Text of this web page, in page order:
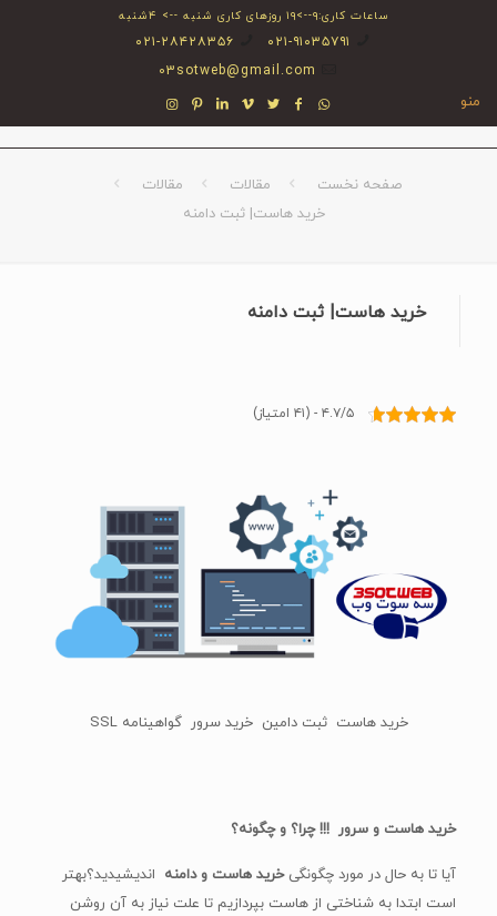
ساعات کاری:۹-->۱۹ روزهای کاری شنبه --> ۴شنبه
۰۲۱-۹۱۰۳۵۷۹۱
۰۲۱-۲۸۴۲۸۳۵۶
03sotweb@gmail.com
منو
صفحه نخست مقالات
مقالات
خرید هاست| ثبت دامنه
خرید هاست| ثبت دامنه
۴.۷/۵ - (۴۱ امتیاز)
خرید هاست ثبت دامین خرید سرور گواهینامه SSL
خرید هاست و سرور !!! چرا؟ و چگونه؟
آیا تا به حال در مورد چگونگیخرید هاست و دامنه اندیشیدید؟بهتر
است ابتدا به شناختی از هاست بپردازیم تا علت نیاز به آن روشن